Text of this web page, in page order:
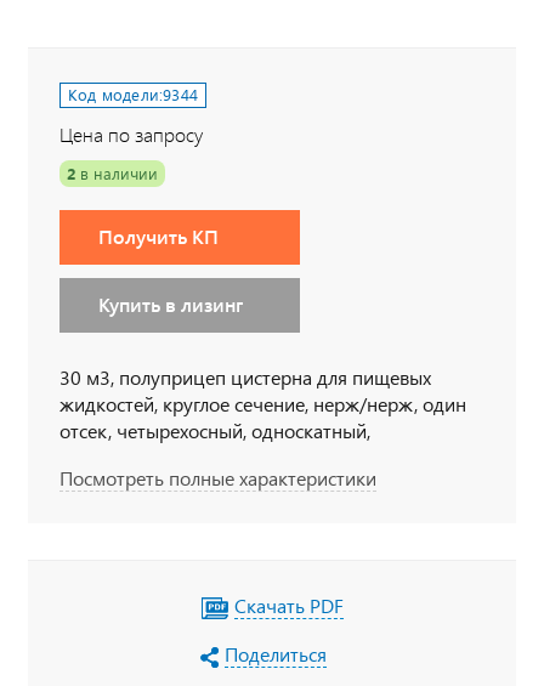
Код модели:9344
Цена по запросу
2 в наличии
Получить КП
Купить в лизинг
30 м3, полуприцеп цистерна для пищевых
жидкостей, круглое сечение, нерж/нерж, один
отсек, четырехосный, односкатный,
АБС, утепление 150 мм
Посмотреть полные характеристики
Скачать PDF
Поделиться